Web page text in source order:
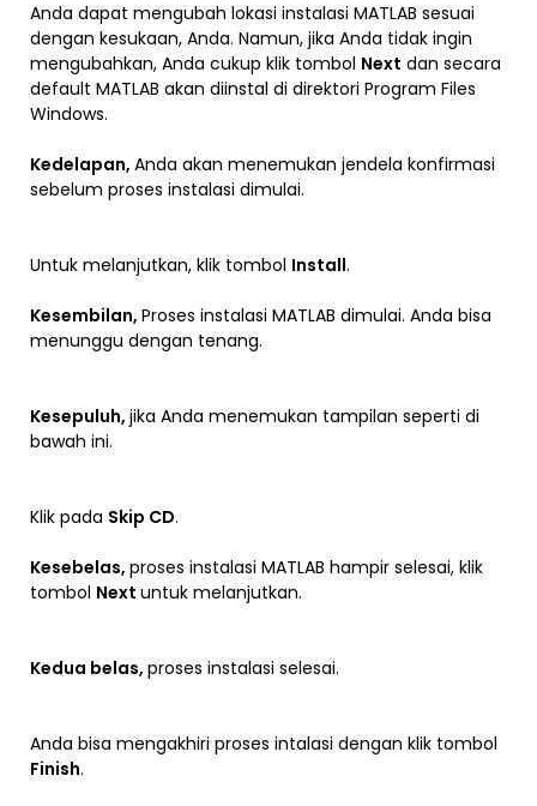
Anda dapat mengubah lokasi instalasi MATLAB sesuai
dengan kesukaan, Anda. Namun, jika Anda tidak ingin
mengubahkan, Anda cukup klik tombol Next dan secara
default MATLAB akan diinstal di direktori Program Files
Windows.
Kedelapan, Anda akan menemukan jendela konfirmasi
sebelum proses instalasi dimulai.
Untuk melanjutkan, klik tombol Install.
Kesembilan, Proses instalasi MATLAB dimulai. Anda bisa
menunggu dengan tenang.
Kesepuluh, jika Anda menemukan tampilan seperti di
bawah ini.
Klik pada Skip CD.
Kesebelas, proses instalasi MATLAB hampir selesai, klik
tombol Next untuk melanjutkan.
Kedua belas, proses instalasi selesai.
Anda bisa mengakhiri proses intalasi dengan klik tombol
Finish.